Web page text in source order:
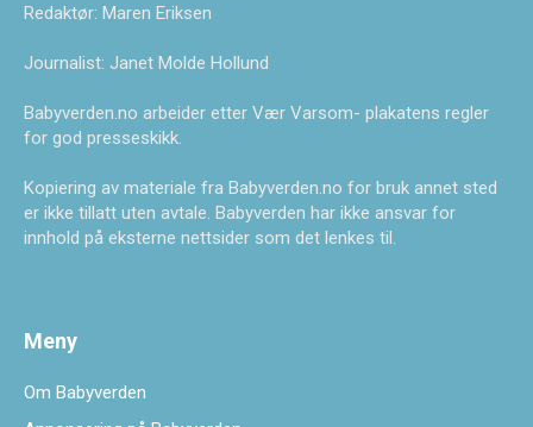
Redaktør: Maren Eriksen
Journalist: Janet Molde Hollund
Babyverden.no arbeider etter Vær Varsom- plakatens regler
for god presseskikk.
Kopiering av materiale fra Babyverden.no for bruk annet sted
er ikke tillatt uten avtale. Babyverden har ikke ansvar for
innhold på eksterne nettsider som det lenkes til.
Meny
Om Babyverden